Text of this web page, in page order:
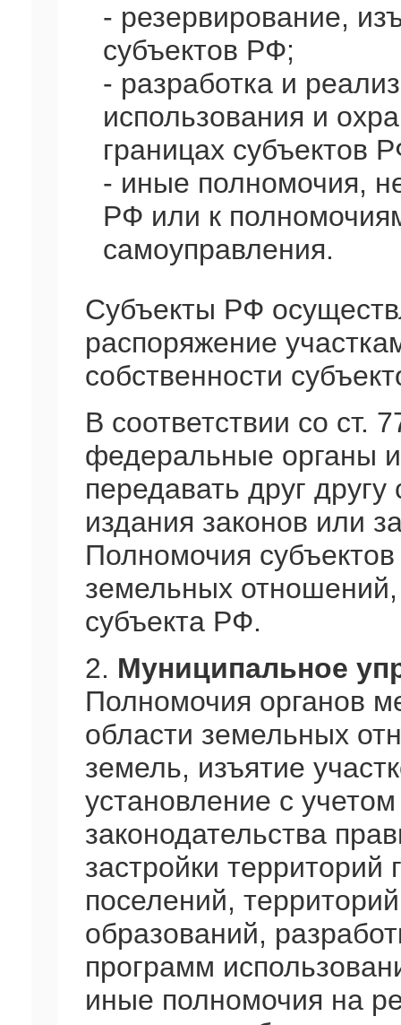
- резервирование,
субъектов РФ;
- разработка и
использования и
границах субъектов
- иные полномочия,
РФ или к
самоуправления.
Субъекты РФ
распоряжение
собственности
В соответствии со ст.
федеральные органы и
передавать друг
издания законов или
Полномочия
земельных
субъекта РФ.
2. Муниципальное
Полномочия органов
области земельных
земель, изъятие
установление с
законодательства
застройки территорий
поселений,
образований,
программ
иные полномочия на